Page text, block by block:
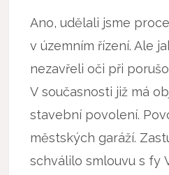
Ano, udělali jsme
v územním řízení. Ale
nezavřeli oči při
V současnosti již má
stavební povolení.
městských garáží.
schválilo smlouvu s fy